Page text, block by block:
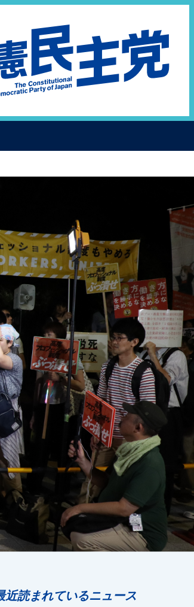
近読まれているニュース